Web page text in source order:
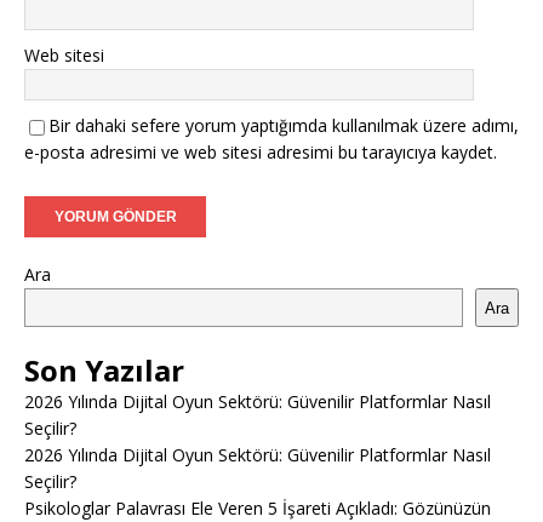
Web sitesi
Bir dahaki sefere yorum yaptığımda kullanılmak üzere adımı,
e-posta adresimi ve web sitesi adresimi bu tarayıcıya kaydet.
Ara
Ara
Son Yazılar
2026 Yılında Dijital Oyun Sektörü: Güvenilir Platformlar Nasıl
Seçilir?
2026 Yılında Dijital Oyun Sektörü: Güvenilir Platformlar Nasıl
Seçilir?
Psikologlar Palavrası Ele Veren 5 İşareti Açıkladı: Gözünüzün